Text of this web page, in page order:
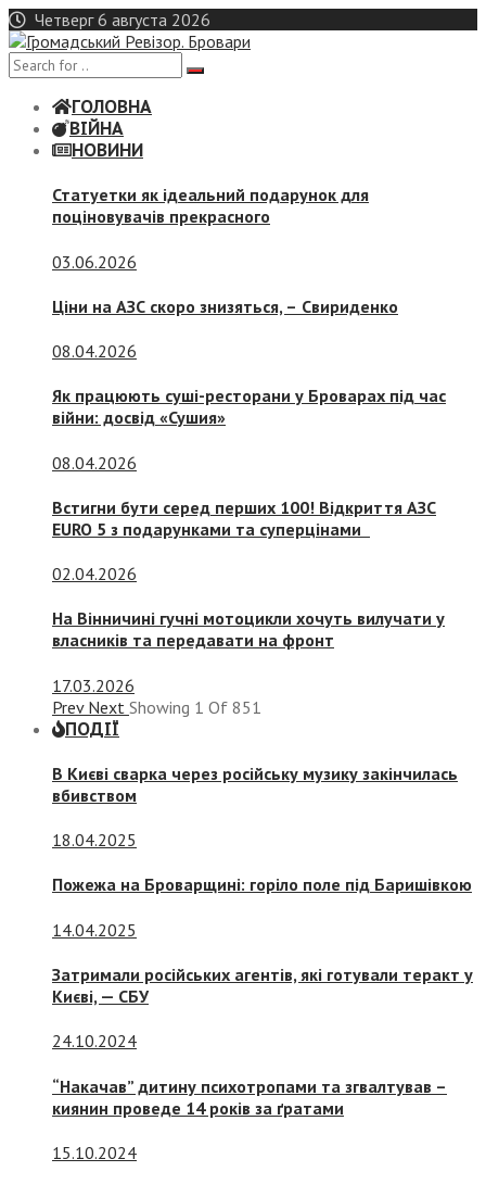
Skip
to
content
Четверг 6 августа 2026
ГОЛОВНА
ВІЙНА
НОВИНИ
Статуетки як ідеальний подарунок для
поціновувачів прекрасного
03.06.2026
Ціни на АЗС скоро знизяться, – Свириденко
08.04.2026
Як працюють суші-ресторани у Броварах під час
війни: досвід «Сушия»
08.04.2026
Встигни бути серед перших 100! Відкриття АЗС
EURO 5 з подарунками та суперцінами
02.04.2026
На Вінничині гучні мотоцикли хочуть вилучати у
власників та передавати на фронт
17.03.2026
Prev Next Showing 1 Of 851
ПОДІЇ
В Києві сварка через російську музику закінчилась
вбивством
18.04.2025
Пожежа на Броварщині: горіло поле під Баришівкою
14.04.2025
Затримали російських агентів, які готували теракт у
Києві, — СБУ
24.10.2024
“Накачав” дитину психотропами та згвалтував –
киянин проведе 14 років за ґратами
15.10.2024